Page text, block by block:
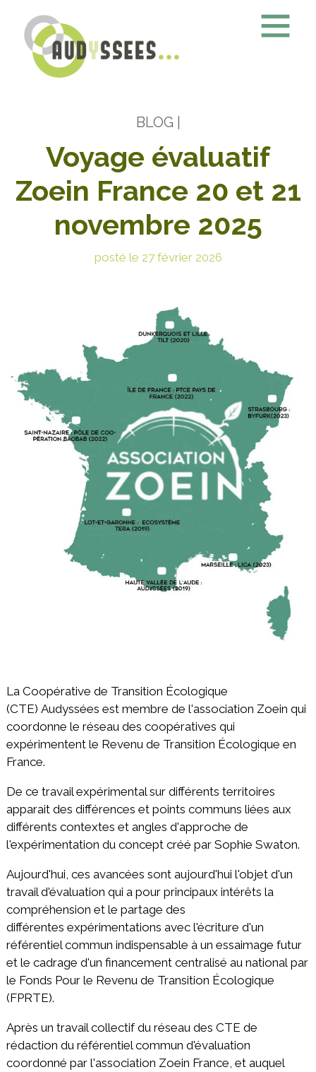
BLOG
Voyage évaluatif
Zoein France 20 et 21
novembre 2025
posté le 27 février 2026
La Coopérative de Transition Écologique
(CTE) Audyssées est membre de l'association Zoein qui
coordonne le réseau des coopératives qui
expérimentent le Revenu de Transition Écologique en
France.
De ce travail expérimental sur différents territoires
apparait des différences et points communs liées aux
différents contextes et angles d'approche de
l'expérimentation du concept créé par Sophie Swaton.
Aujourd'hui, ces avancées sont aujourd'hui l'objet d'un
travail d'évaluation qui a pour principaux intérêts la
compréhension et le partage des
différentes expérimentations avec l'écriture d'un
référentiel commun indispensable à un essaimage futur
et le cadrage d'un financement centralisé au national par
le Fonds Pour le Revenu de Transition Écologique
(FPRTE).
Après un travail collectif du réseau des CTE de
rédaction du référentiel commun d'évaluation
coordonné par l'association Zoein France, et auquel